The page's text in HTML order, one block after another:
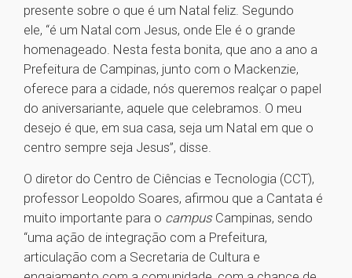
presente sobre o que é um Natal feliz. Segundo
ele, “é um Natal com Jesus, onde Ele é o grande
homenageado. Nesta festa bonita, que ano a ano a
Prefeitura de Campinas, junto com o Mackenzie,
oferece para a cidade, nós queremos realçar o papel
do aniversariante, aquele que celebramos. O meu
desejo é que, em sua casa, seja um Natal em que o
centro sempre seja Jesus”, disse.
O diretor do Centro de Ciências e Tecnologia (CCT),
professor Leopoldo Soares, afirmou que a Cantata é
muito importante para o campus Campinas, sendo
“uma ação de integração com a Prefeitura,
articulação com a Secretaria de Cultura e